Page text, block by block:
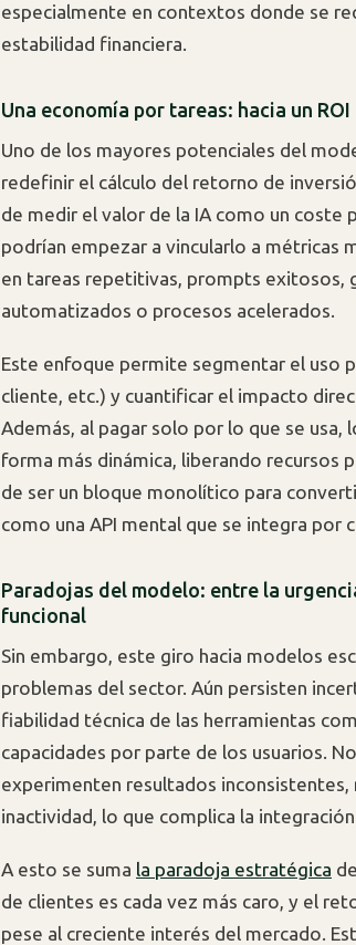
especialmente en contextos donde se
estabilidad financiera.
Una economía por tareas: hacia un
Uno de los mayores potenciales del
redefinir el cálculo del retorno de
de medir el valor de la IA como un coste
podrían empezar a vincularlo a métricas
en tareas repetitivas, prompts exitosos,
automatizados o procesos acelerados.
Este enfoque permite segmentar el uso
cliente, etc.) y cuantificar el impacto
Además, al pagar solo por lo que se usa,
forma más dinámica, liberando recursos
de ser un bloque monolítico para
como una API mental que se integra por
Paradojas del modelo: entre la
funcional
Sin embargo, este giro hacia modelos
problemas del sector. Aún persisten
fiabilidad técnica de las herramientas
capacidades por parte de los usuarios.
experimenten resultados
inactividad, lo que complica la
A esto se suma la paradoja estratégica
de clientes es cada vez más caro, y el
pese al creciente interés del mercado.